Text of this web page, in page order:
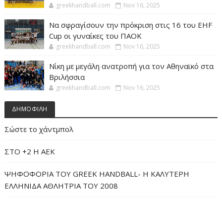
greekhandball.com Nov 16, 2025
Να σφραγίσουν την πρόκριση στις 16 του EHF
Cup οι γυναίκες του ΠΑΟΚ
greekhandball.com Nov 16, 2025
Νίκη με μεγάλη ανατροπή για τον Αθηναϊκό στα
Βριλήσσια
greekhandball.com Nov 16, 2025
ΔΗΜΟΦΙΛΗ
Σώστε το χάντμπολ
ΣΤΟ +2 Η ΑΕΚ
ΨΗΦΟΦΟΡΙΑ ΤΟΥ GREEK HANDBALL- H ΚΑΛΥΤΕΡΗ
ΕΛΛΗΝΙΔΑ ΑΘΛΗΤΡΙΑ ΤΟΥ 2008